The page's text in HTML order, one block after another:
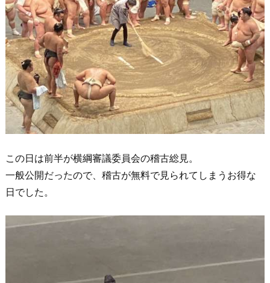
この日は前半が横綱審議委員会の稽古総見。
一般公開だったので、稽古が無料で見られてしまうお得な
日でした。